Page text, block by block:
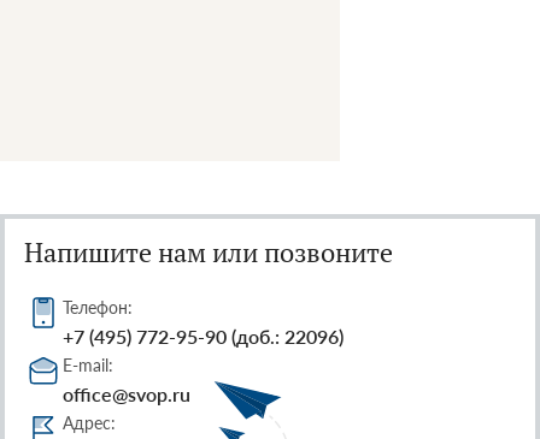
Напишите нам или позвоните
Телефон:
+7 (495) 772-95-90 (доб.: 22096)
E-mail:
office@svop.ru
Адрес: